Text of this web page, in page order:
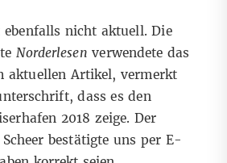
nicht aktuell. Die
Norderlesen verwendete das
aktuellen Artikel, vermerkt
dass es den
2018 zeige. Der
bestätigte uns per E-